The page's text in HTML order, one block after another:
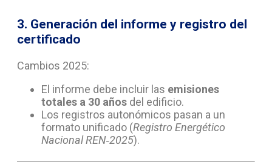
3. Generación del informe y registro del
certificado
Cambios 2025:
El informe debe incluir las emisiones
totales a 30 años del edificio.
Los registros autonómicos pasan a un
formato unificado (Registro Energético
Nacional REN‑2025).